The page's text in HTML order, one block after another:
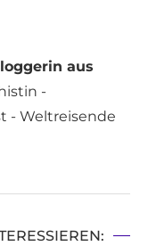
aus
-
- Weltreisende